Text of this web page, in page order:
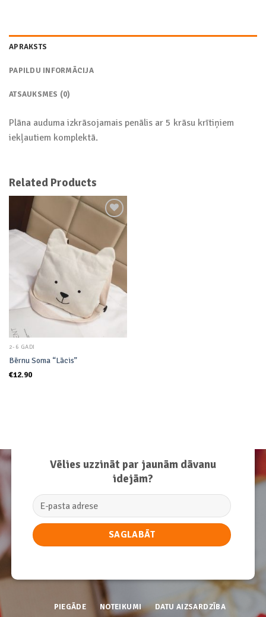
APRAKSTS
PAPILDU INFORMĀCIJA
ATSAUKSMES (0)
Plāna auduma izkrāsojamais penālis ar 5 krāsu krītiņiem
iekļautiem komplektā.
Related Products
Add to
wishlist
2-6 GADI
Bērnu Soma “Lācis”
€12.90
Vēlies uzzināt par jaunām dāvanu
idejām?
PIEGĀDE NOTEIKUMI DATU AIZSARDZĪBA